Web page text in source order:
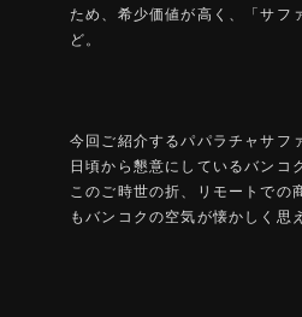
ため、希少価値が高く、「サフ
ど。
今回ご紹介するパパラチャサフ
日頃から懇意にしているバンコ
このご時世の折、リモートでの
もバンコクの空気が懐かしく思